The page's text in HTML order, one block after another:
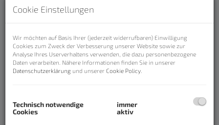
Beschreibung
Ihr neues Zuhause wird gebaut -
Wohnqualität vom Feinsten - 3000
Euro/m2 schlüsselfertig!
Cookie Einstellungen
Wir möchten auf Basis Ihrer (jederzeit widerrufbaren) Einwilligung
Cookies zum Zweck der Verbesserung unserer Website sowie zur
Analyse Ihres Userverhaltens verwenden, die dazu personenbezogene
Daten verarbeiten. Nähere Informationen finden Sie in unserer
Datenschutzerklärung und unserer Cookie Policy
Technisch notwendige
Cookies
immer
aktiv